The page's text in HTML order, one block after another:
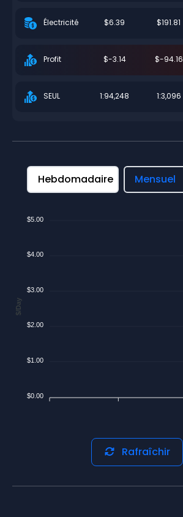
Électricité $6.39 $191.81
Profit $-3.14 $-94.16
SEUL 1:94,248 1:3,096
Hebdomadaire Mensuel
$5.00
$4.00
$3.00
$2.00
$1.00
$0.00
$/Day
Rafraîchir